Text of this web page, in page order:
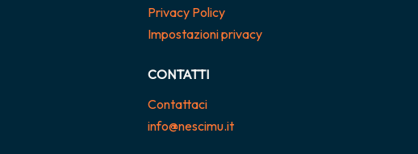
Privacy Policy
Impostazioni privacy
CONTATTI
Contattaci
info@nescimu.it